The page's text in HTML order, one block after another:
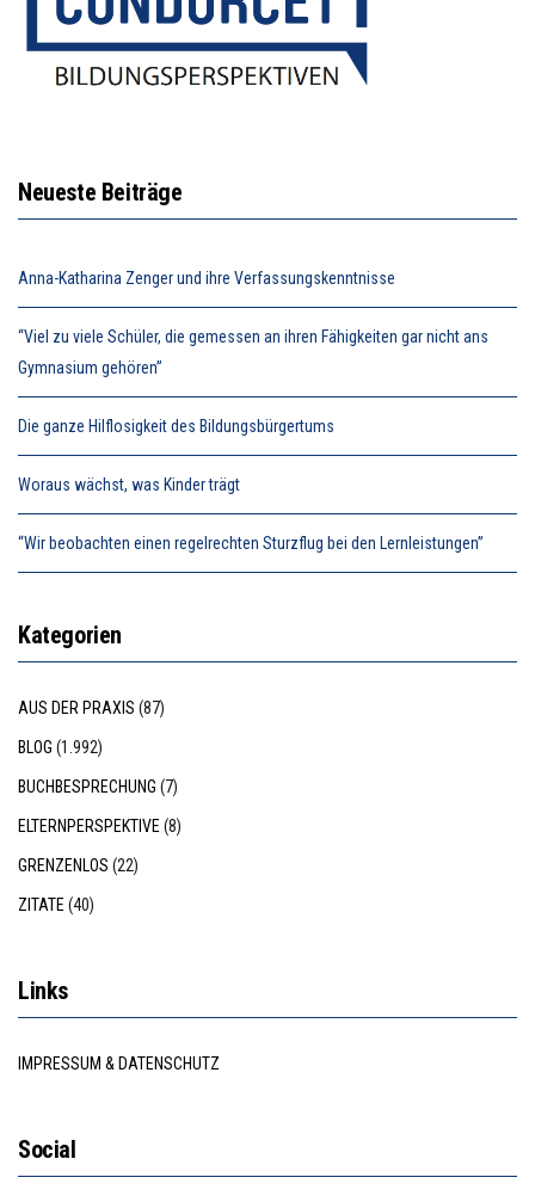
Neueste Beiträge
Anna-Katharina Zenger und ihre Verfassungskenntnisse
“Viel zu viele Schüler, die gemessen an ihren Fähigkeiten gar nicht ans
Gymnasium gehören”
Die ganze Hilflosigkeit des Bildungsbürgertums
Woraus wächst, was Kinder trägt
“Wir beobachten einen regelrechten Sturzflug bei den Lernleistungen”
Kategorien
AUS DER PRAXIS (87)
BLOG (1.992)
BUCHBESPRECHUNG (7)
ELTERNPERSPEKTIVE(8)
GRENZENLOS (22)
ZITATE(40)
Links
IMPRESSUM & DATENSCHUTZ
Social